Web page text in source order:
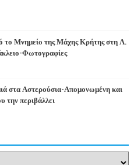
το Μνημείο της Μάχης Κρήτης στη Λ.
Φωτογραφίες
στα Αστερούσια-Απομονωμένη και
την περιβάλλει